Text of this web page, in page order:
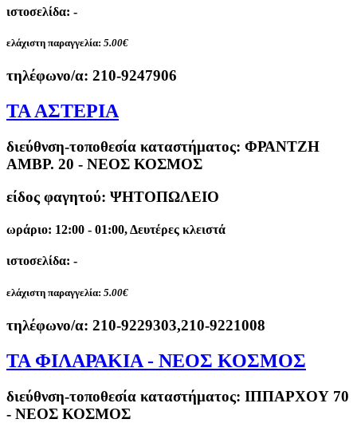
ιστοσελίδα: -
ελάχιστη παραγγελία: 5.00€
τηλέφωνο/α: 210-9247906
ΤΑ ΑΣΤΕΡΙΑ
διεύθνση-τοποθεσία καταστήματος: ΦΡΑΝΤΖΗ
ΑΜΒΡ. 20 - ΝΕΟΣ ΚΟΣΜΟΣ
είδος φαγητού: ΨΗΤΟΠΩΛΕΙΟ
ωράριο: 12:00 - 01:00, Δευτέρες κλειστά
ιστοσελίδα: -
ελάχιστη παραγγελία: 5.00€
τηλέφωνο/α: 210-9229303,210-9221008
ΤΑ ΦΙΛΑΡΑΚΙΑ - ΝΕΟΣ ΚΟΣΜΟΣ
διεύθνση-τοποθεσία καταστήματος: ΙΠΠΑΡΧΟΥ 70
- ΝΕΟΣ ΚΟΣΜΟΣ